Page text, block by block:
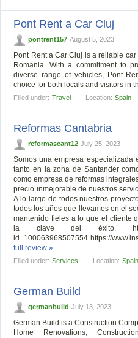
Pont Rent a Car Cluj
pontrent157 August 5, 2023
Pont Rent a Car Cluj is a reliable
Romania. With a commitment to
diverse range of vehicles, Pont
choice for both locals and visitors in
Filled under: Travel Location: Spain
Reformas Cantabria
reformascant12 July 25, 2023
Somos una empresa especializada
tanto en la zona de Santander
como empresa de reformas
precio inmejorable de nuestros
A lo largo de todos nuestros
todos los años que llevamos en el
mantenido fieles a lo que el cliente
la clave del éxito. https://
id=100063968507554 https://
full review »
Filled under: Services Location: Spain
German Build
germanbuild July 13, 2023
German Build is a Construction
Home Renovations,